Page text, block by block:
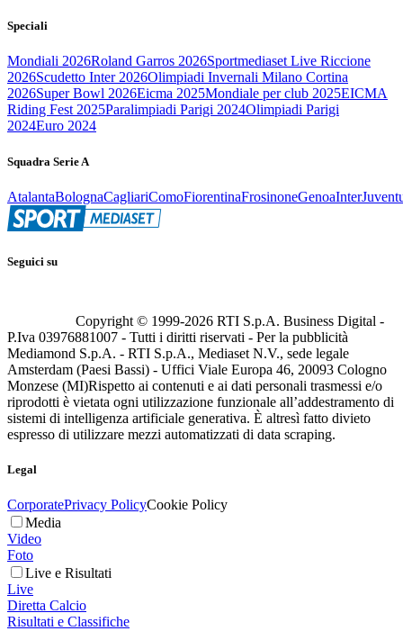
Speciali
Mondiali 2026Roland Garros 2026Sportmediaset Live Riccione
2026Scudetto Inter 2026Olimpiadi Invernali Milano Cortina
2026Super Bowl 2026Eicma 2025Mondiale per club 2025EICMA
Riding Fest 2025Paralimpiadi Parigi 2024Olimpiadi Parigi
2024Euro 2024
Squadra Serie A
AtalantaBolognaCagliariComoFiorentinaFrosinoneGenoaInter
Seguici su
Copyright © 1999-2026 RTI S.p.A. Business Digital -
P.Iva 03976881007 - Tutti i diritti riservati - Per la pubblicità
Mediamond S.p.A. - RTI S.p.A., Mediaset N.V., sede legale
Amsterdam (Paesi Bassi) - Uffici Viale Europa 46, 20093 Cologno
Monzese (MI)Rispetto ai contenuti e ai dati personali trasmessi e/o
riprodotti è vietata ogni utilizzazione funzionale all’addestramento di
sistemi di intelligenza artificiale generativa. È altresì fatto divieto
espresso di utilizzare mezzi automatizzati di data scraping.
Legal
CorporatePrivacy PolicyCookie Policy
Media
Video
Foto
Live e Risultati
Live
Diretta Calcio
Risultati e Classifiche